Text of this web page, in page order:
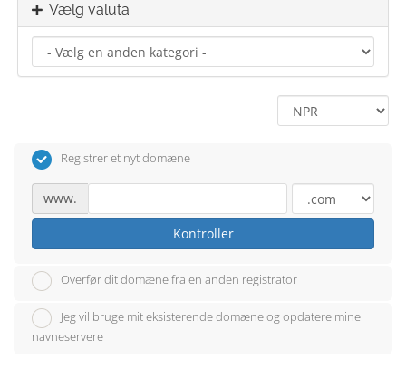
Vælg valuta
Registrer et nyt domæne
www.
Kontroller
Overfør dit domæne fra en anden registrator
Jeg vil bruge mit eksisterende domæne og opdatere mine
navneservere